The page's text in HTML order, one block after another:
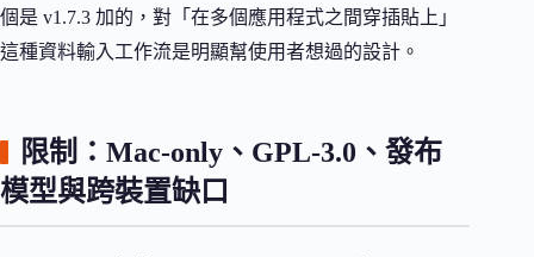
個是 v1.7.3 加的，對「在多個應用程式之間穿插貼上」
這種資料輸入工作流是明顯幫使用者想過的設計。
限制：Mac-only、GPL-3.0、發布
模型與跨裝置缺口